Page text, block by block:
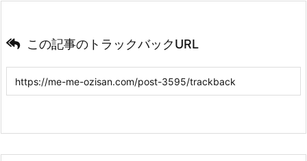
この記事のトラックバックURL